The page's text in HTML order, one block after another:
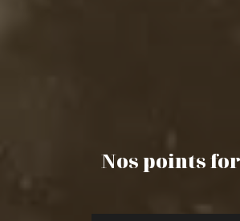
Nos points